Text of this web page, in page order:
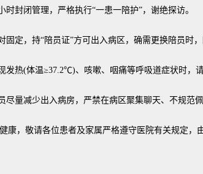
封闭管理，严格执行“一患一陪护”，谢绝探访。
定，持“陪员证”方可出入病区，确需更换陪员时，
热(体温≥37.2℃)、咳嗽、咽痛等呼吸道症状时，请
量减少出入病房，严禁在病区聚集聊天、不规范佩
，敬请各位患者及家属严格遵守医院有关规定，